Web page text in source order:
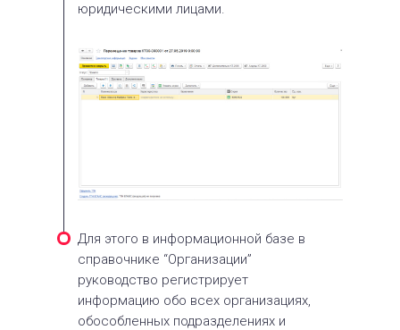
юридическими лицами.
Для этого в информационной базе в
справочнике “Организации”
руководство регистрирует
информацию обо всех организациях,
обособленных подразделениях и